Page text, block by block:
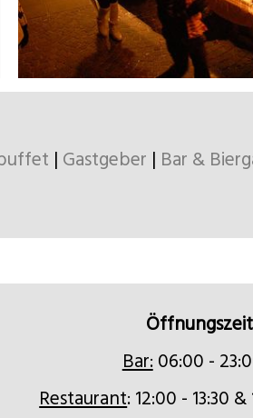
| Gastgeber | Bar &
Bar:06:00 -
Restaurant: 12:00 - 13:30